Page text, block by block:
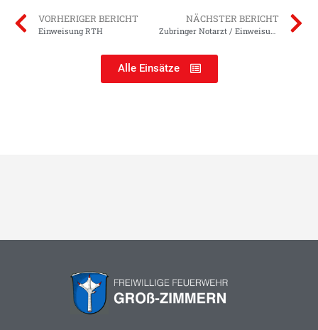
VORHERIGER BERICHT
Einweisung RTH
NÄCHSTER BERICHT
Zubringer Notarzt / Einweisung RTH
Alle Einsätze